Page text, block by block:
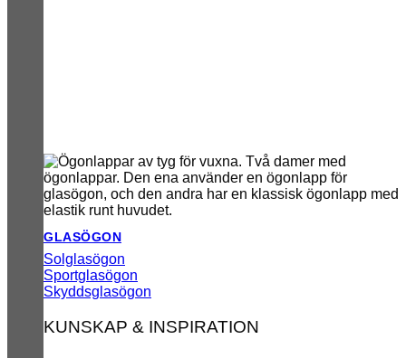
GLASÖGON
Solglasögon
Sportglasögon
Skyddsglasögon
KUNSKAP & INSPIRATION